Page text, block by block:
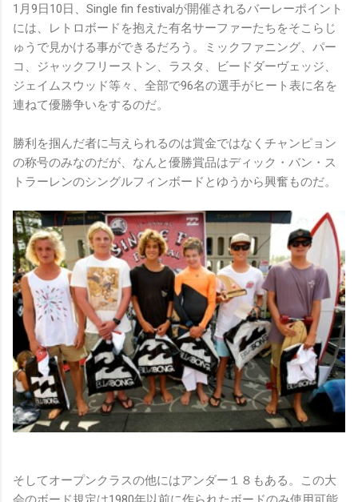
1月9日10日、Single fin festivalが開催されるバーレーポイント
には、レトロボードを抱えた有名サーファーたちをそこらじ
ゅうで見かける事ができるだろう。ミックファニング、パー
コ、ジャックフリーストン、ラスタ、ビードダーヴェッジ、
ジェイムスウッド等々、全部で96名の選手がヒート表に名を
連ねて優勝争いをするのだ。
勝利を掴んだ者に与えられるのは賞金ではなくチャンピョン
の称号のみなのだが、なんと優勝賞品はディック・バン・ス
トラーレンのシングルフィンボードとゆうから興奮ものだ。
そしてオープンクラスの他にはアンダー１８もある。この大